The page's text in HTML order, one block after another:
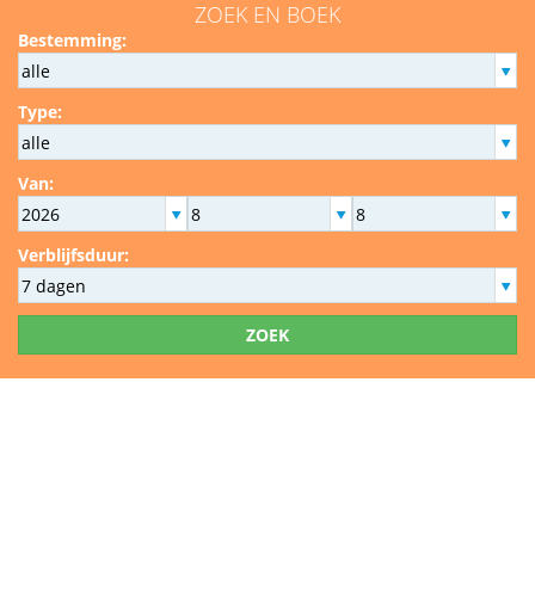
ZOEK EN BOEK
Bestemming:
Type:
Van:
Verblijfsduur:
ZOEK